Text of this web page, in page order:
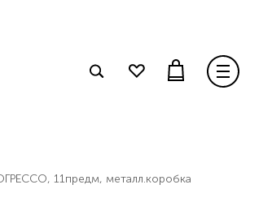
11предм, металл.коробка